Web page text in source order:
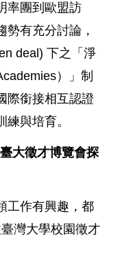
率團到歐盟訪
勢有充分討論，
deal) 下之「淨
）」制
際銜接相互認證
與培育。
大徵才博覽會探
工作有興趣，都
灣大學校園徵才